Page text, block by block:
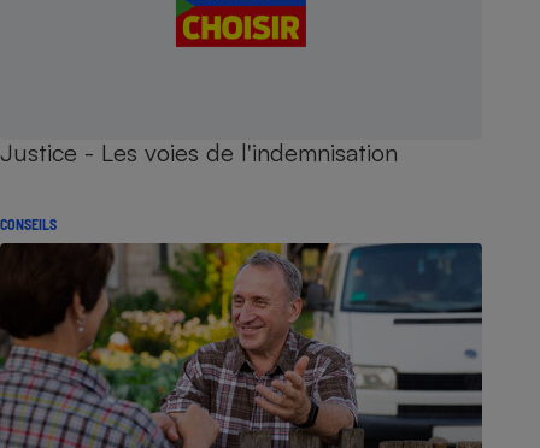
Justice - Les voies de l'indemnisation
CONSEILS